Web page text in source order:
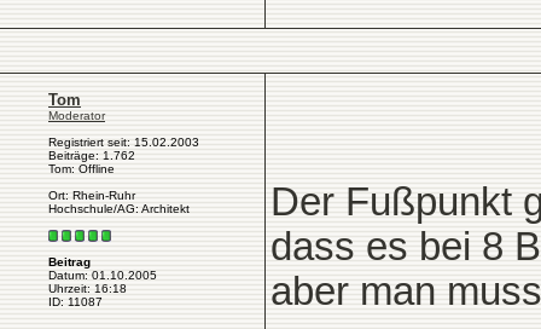
Tom
Moderator
Registriert seit: 15.02.2003
Beiträge: 1.762
Tom: Offline
Ort: Rhein-Ruhr
Hochschule/AG: Architekt
Beitrag
Datum: 01.10.2005
Uhrzeit: 16:18
ID: 11087
Der Fußpunkt
dass es bei 8
aber man